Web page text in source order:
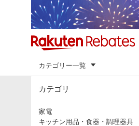
カテゴリー一覧
カテゴリ
家電
キッチン用品・食器・調理器具